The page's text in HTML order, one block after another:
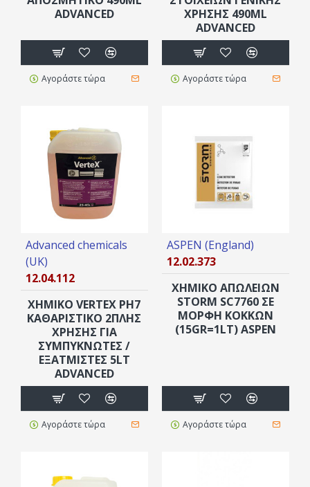
ADVANCED
Αγοράστε τώρα
ΧΡΉΣΗΣ 490ML
ADVANCED
Αγοράστε τώρα
Advanced chemicals
(UK)
12.04.112
ΧΗΜΙΚΌ VERTEX PH7
ΚΑΘΑΡΙΣΤΙΚΌ 2ΠΛΗΣ
ΧΡΉΣΗΣ ΓΙΑ
ΣΥΜΠΥΚΝΩΤΈΣ /
ΕΞΑΤΜΙΣΤΈΣ 5LT
ADVANCED
Αγοράστε τώρα
ASPEN (England)
12.02.373
ΧΗΜΙΚΟ ΑΠΩΛΕΙΩΝ
STORM SC7760 ΣΕ
ΜΟΡΦΉ ΚΌΚΚΩΝ
(15GR=1LT) ASPEN
Αγοράστε τώρα